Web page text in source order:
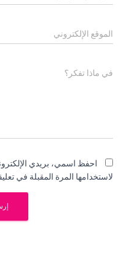
الموقع الإلكتروني
في ماذا تفكر؟
احفظ اسمي، بريدي
لاستخدامها المرة المقبلة في